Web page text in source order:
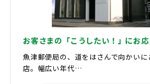
お客さまの「こうしたい！」にお
魚津郵便局の、道をはさんで向かい
店。幅広い年代…